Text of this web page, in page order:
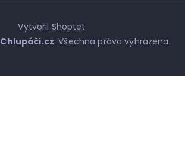
Vytvořil Shoptet
Chlupáči.cz. Všechna práva vyhrazena.